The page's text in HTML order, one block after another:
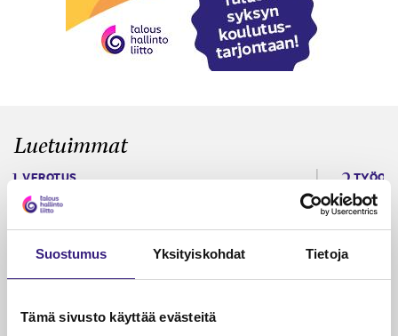
Suostumus Yksityiskohdat Tietoja
Tämä sivusto käyttää evästeitä
Luetuimmat
VEROTUS
Kulu­veloitukset arvon­lisä­
verotuksessa – omien kulujen
veloitus, kulujen edelleen­
veloitus ja läpi­laskutus
15.5.2023 10 min